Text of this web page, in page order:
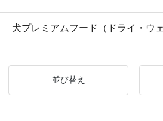
犬プレミアムフード（ドライ・ウェ
並び替え